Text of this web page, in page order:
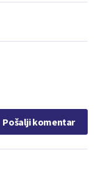
Pošalji komentar